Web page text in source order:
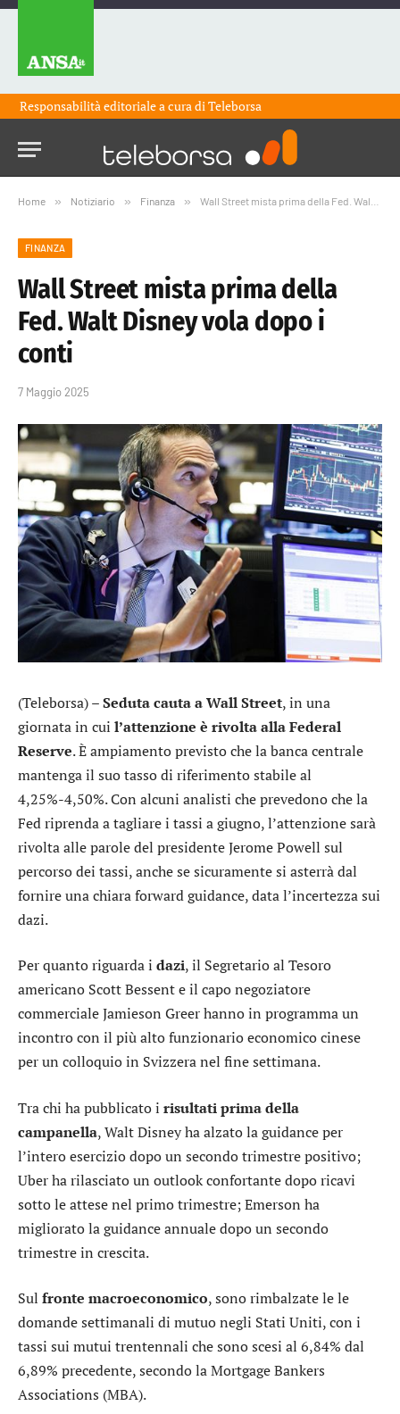
Responsabilità editoriale a cura diTeleborsa
Home » Notiziario » Finanza » Wall Street mista prima della Fed. Walt Disney vola dopo i conti
FINANZA
Wall Street mista prima della
Fed. Walt Disney vola dopo i
conti
7 Maggio 2025
(Teleborsa) –Seduta cauta a Wall Street, in una
giornata in cui l’attenzione è rivolta alla Federal
Reserve. È ampiamento previsto che la banca centrale
mantenga il suo tasso di riferimento stabile al
4,25%-4,50%. Con alcuni analisti che prevedono che la
Fed riprenda a tagliare i tassi a giugno, l’attenzione sarà
rivolta alle parole del presidente Jerome Powell sul
percorso dei tassi, anche se sicuramente si asterrà dal
fornire una chiara forward guidance, data l’incertezza sui
dazi.
Per quanto riguarda i dazi, il Segretario al Tesoro
americano Scott Bessent e il capo negoziatore
commerciale Jamieson Greer hanno in programma un
incontro con il più alto funzionario economico cinese
per un colloquio in Svizzera nel fine settimana.
Tra chi ha pubblicato i risultati prima della
campanella,Walt Disneyha alzato la guidance per
l’intero esercizio dopo un secondo trimestre positivo;
Uberha rilasciato un outlook confortante dopo ricavi
sotto le attese nel primo trimestre;Emerson ha
migliorato la guidance annuale dopo un secondo
trimestre in crescita.
Sul fronte macroeconomico, sono rimbalzate le le
domande settimanali di mutuo negli Stati Uniti, con i
tassi sui mutui trentennali che sono scesi al 6,84% dal
6,89% precedente, secondo la Mortgage Bankers
Associations (MBA).